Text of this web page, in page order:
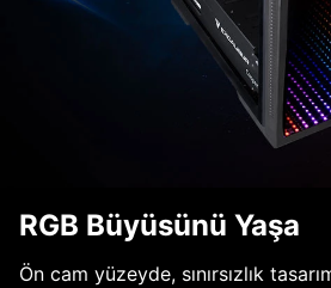
RGB Büyüsünü Yaşa
Ön cam yüzeyde, sınırsızlık